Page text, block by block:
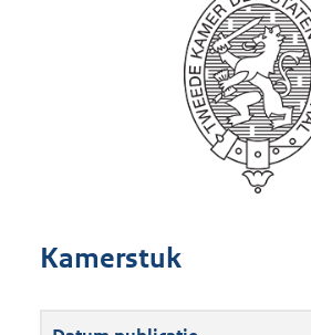
Kamerstuk